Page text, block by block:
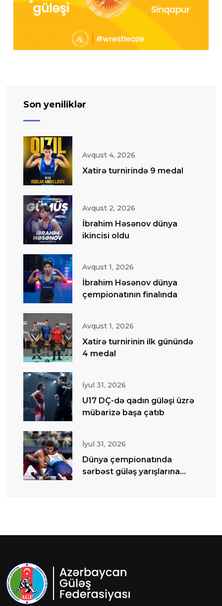
Son yeniliklər
Avqust 4, 2026
Xatirə turnirində 9 medal
Avqust 2, 2026
İbrahim Həsənov dünya
ikincisi oldu
Avqust 1, 2026
İbrahim Həsənov dünya
çempionatının finalında
Avqust 1, 2026
Xatirə turnirinin ilk günündə
4 medal
İyul 31, 2026
U17 DÇ-də qadın güləşi üzrə
mübarizə başa çatıb
İyul 31, 2026
Dünya çempionatında
sərbəst güləş yarışlarına